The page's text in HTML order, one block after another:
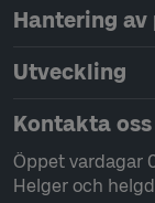
Hantering
Utveckling
Kontakta oss
Öppet vardagar
Helger och